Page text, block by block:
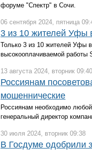
форуме "Спектр" в Сочи.
06 сентября 2024, пятница
3 из 10 жителей Уфы
Только 3 из 10 жителей Уфы
высокооплачиваемой работы
13 августа 2024, вторник 09:40
Россиянам
мошеннические
Россиянам необходимо
генеральный директор
30 июля 2024, вторник 09:38
В Госдуме одобрили